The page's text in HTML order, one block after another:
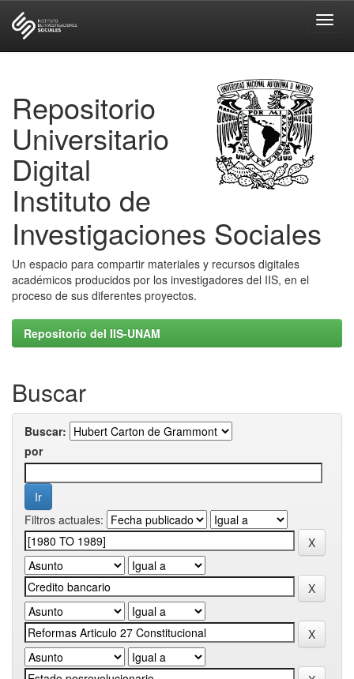
Repositorio
Universitario
Digital
Instituto de
Investigaciones Sociales
Un espacio para compartir materiales y recursos digitales
académicos producidos por los investigadores del IIS, en el
proceso de sus diferentes proyectos.
Repositorio del IIS-UNAM
Buscar
Buscar:
por
Filtros actuales: